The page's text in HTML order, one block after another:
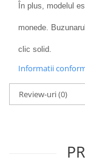
În plus, modelul
monede.
clic solid.
Informatii
Review-uri(0)